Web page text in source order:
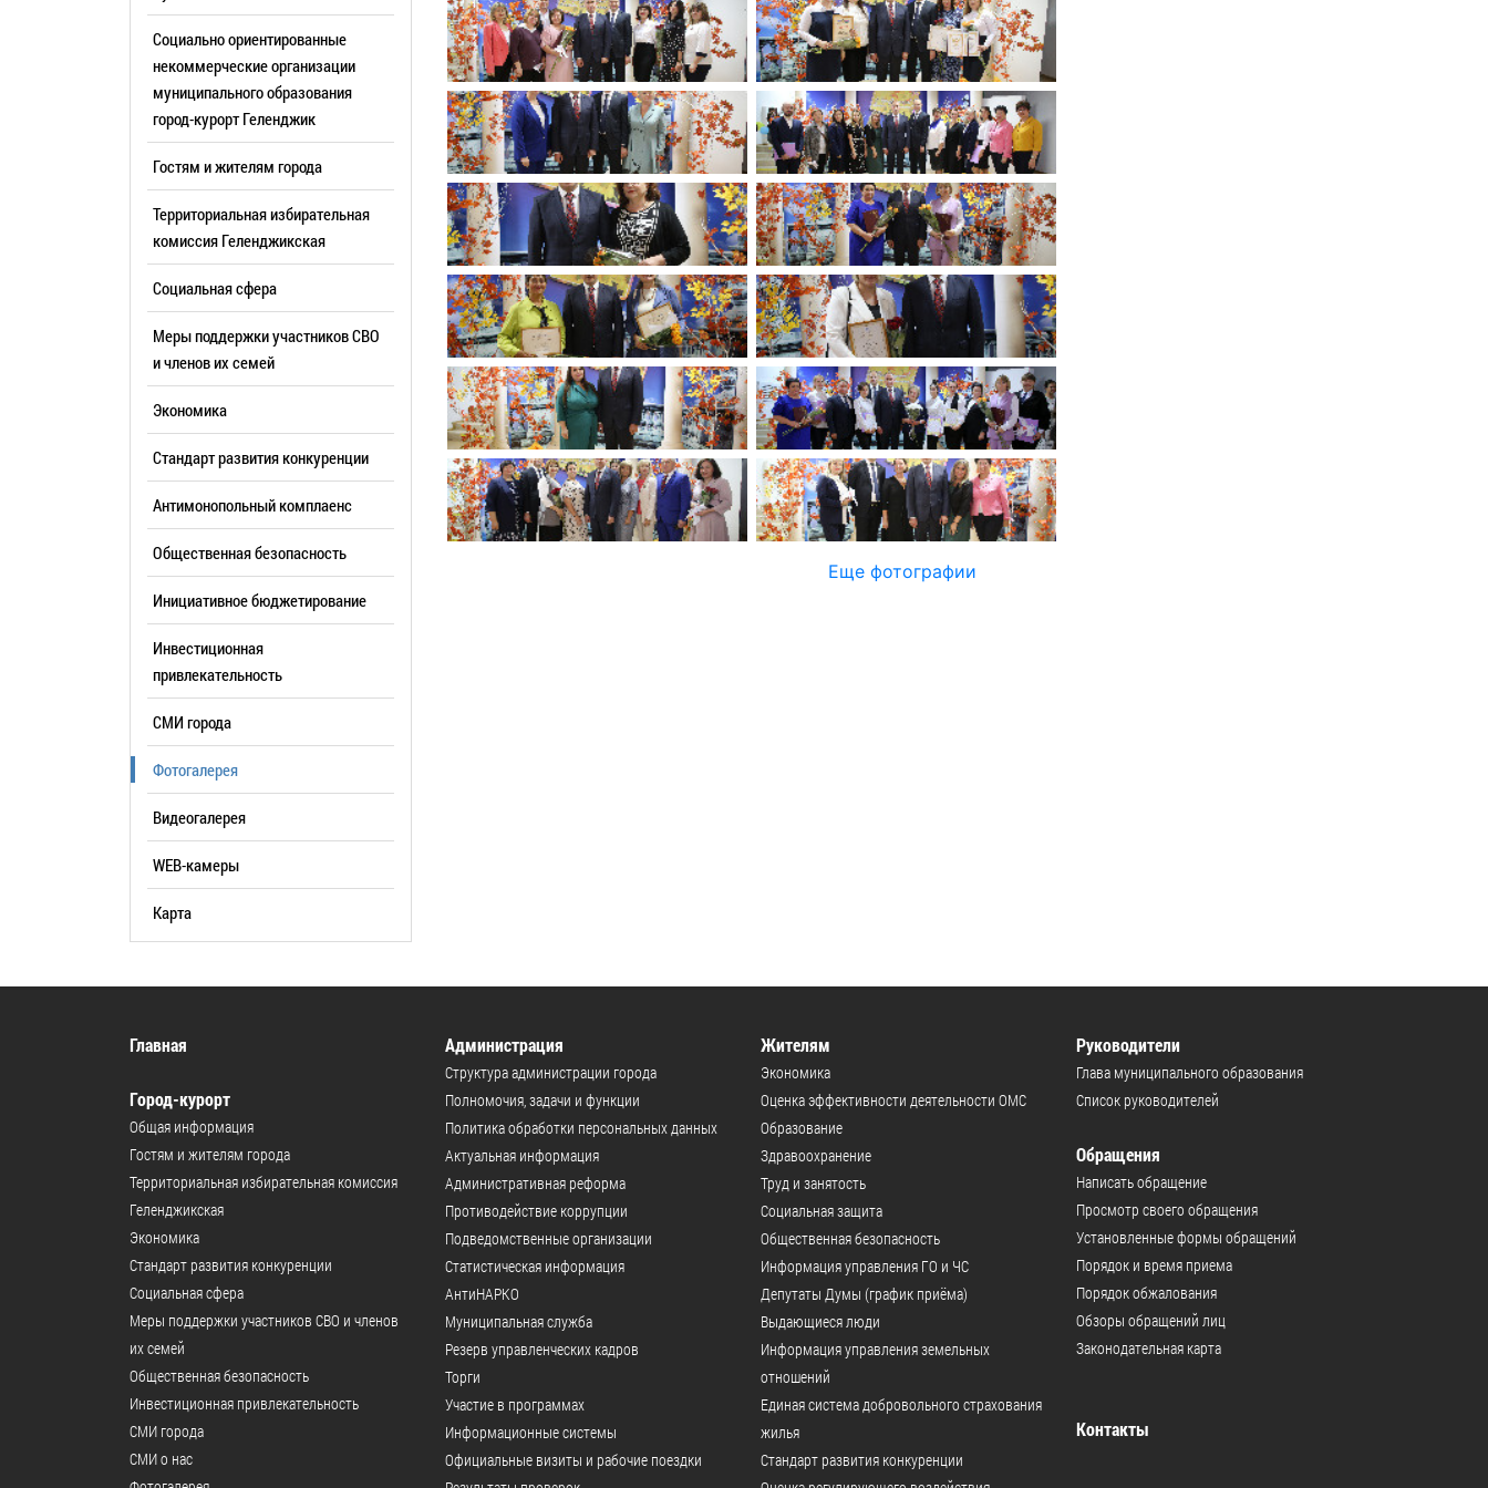
Стандарт развития конкуренции
Антимонопольный комплаенс
Общественная безопасность
Инициативное бюджетирование
Инвестиционная
Видеогалерея
РУКОВОДИТЕЛИ
Список руководителей
Резерв управленческих кадров
Торги
Сведения о нестационарных
объектах (НТО), QR-коды
Имущественная поддержка
субъектов МСП
Участие в программах
Проектная деятельность
Информационные системы
Официальные визиты и рабочие
поездки
Результаты проверок
Профсоюзные организации
имуществе и обязательствах
имущественного характера
План работы и график сессий
ОБРАЩЕНИЯ
Написать обращение
Просмотр своего обращения
Установленные формы
обращений
Порядок и время приема
Порядок обжалования
Обзоры обращений лиц
Законодательная карта
Порядок оказания бесплатной
юридической помощи
Социально ориентированные
некоммерческие организации
муниципального образования
город-курорт Геленджик
Гостям и жителям города
Территориальная избирательная
комиссия Геленджикcкая
Социальная сфера
Меры поддержки участников СВО
и членов их семей
Экономика
Стандарт развития конкуренции
Антимонопольный комплаенс
Общественная безопасность
Инициативное бюджетирование
Инвестиционная
привлекательность
СМИ города
Фотогалерея
Видеогалерея
WEB-камеры
Карта
Еще фотографии
Главная
Город-курорт
Общая информация
Гостям и жителям города
Территориальная избирательная комиссия
Геленджикcкая
Экономика
Стандарт развития конкуренции
Социальная сфера
Меры поддержки участников СВО и членов
их семей
Общественная безопасность
Инвестиционная привлекательность
СМИ города
СМИ о нас
Администрация
Структура администрации города
Полномочия, задачи и функции
Политика обработки персональных данных
Актуальная информация
Административная реформа
Противодействие коррупции
Подведомственные организации
Статистическая информация
АнтиНАРКО
Муниципальная служба
Резерв управленческих кадров
Торги
Участие в программах
Информационные системы
Официальные визиты и рабочие поездки
Жителям
Экономика
Оценка эффективности деятельности ОМС
Образование
Здравоохранение
Труд и занятость
Социальная защита
Общественная безопасность
Информация управления ГО и ЧС
Депутаты Думы (график приёма)
Выдающиеся люди
Информация управления земельных
отношений
Единая система добровольного страхования
жилья
Стандарт развития конкуренции
Руководители
Глава муниципального образования
Список руководителей
Обращения
Написать обращение
Просмотр своего обращения
Установленные формы обращений
Порядок и время приема
Порядок обжалования
Обзоры обращений лиц
Законодательная карта
Контакты